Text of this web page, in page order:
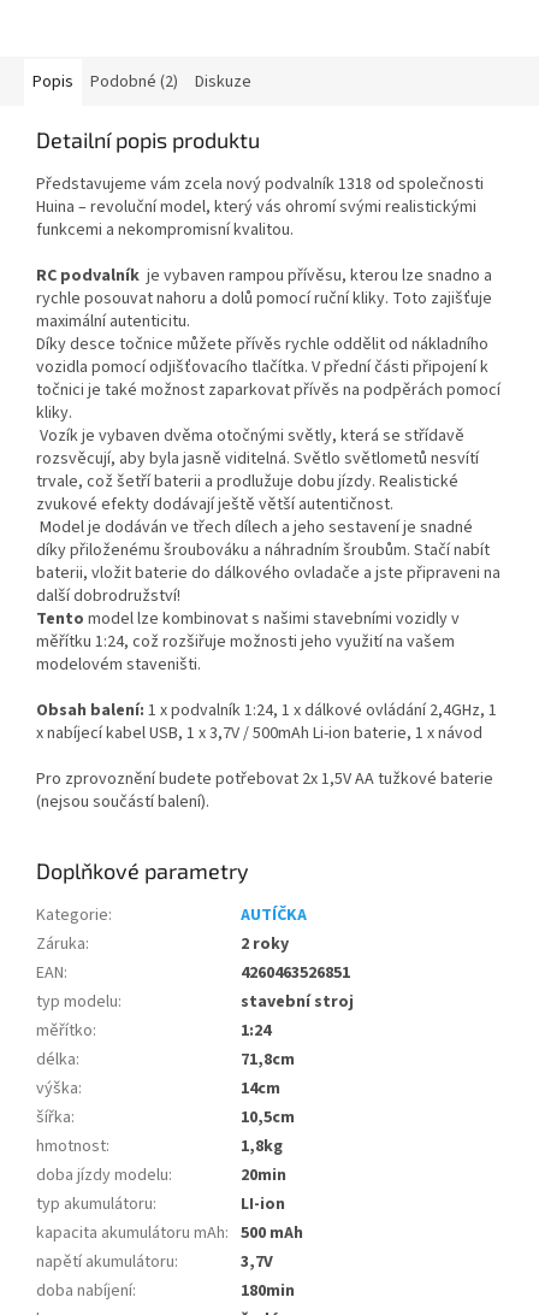
Popis Podobné (2) Diskuze
Detailní popis produktu
Představujeme vám zcela nový podvalník 1318 od společnosti
Huina – revoluční model, který vás ohromí svými realistickými
funkcemi a nekompromisní kvalitou.
RC podvalník je vybaven rampou přívěsu, kterou lze snadno a
rychle posouvat nahoru a dolů pomocí ruční kliky. Toto zajišťuje
maximální autenticitu.
Díky desce točnice můžete přívěs rychle oddělit od nákladního
vozidla pomocí odjišťovacího tlačítka. V přední části připojení k
točnici je také možnost zaparkovat přívěs na podpěrách pomocí
kliky.
Vozík je vybaven dvěma otočnými světly, která se střídavě
rozsvěcují, aby byla jasně viditelná. Světlo světlometů nesvítí
trvale, což šetří baterii a prodlužuje dobu jízdy. Realistické
zvukové efekty dodávají ještě větší autentičnost.
Model je dodáván ve třech dílech a jeho sestavení je snadné
díky přiloženému šroubováku a náhradním šroubům. Stačí nabít
baterii, vložit baterie do dálkového ovladače a jste připraveni na
další dobrodružství!
Tento model lze kombinovat s našimi stavebními vozidly v
měřítku 1:24, což rozšiřuje možnosti jeho využití na vašem
modelovém staveništi.
Obsah balení: 1 x podvalník 1:24, 1 x dálkové ovládání 2,4GHz, 1
x nabíjecí kabel USB, 1 x 3,7V / 500mAh Li-ion baterie, 1 x návod
Pro zprovoznění budete potřebovat 2x 1,5V AA tužkové baterie
(nejsou součástí balení).
Doplňkové parametry
Kategorie:
AUTÍČKA
Záruka:
2 roky
EAN:
4260463526851
typ modelu:
stavební stroj
měřítko:
1:24
délka:
71,8cm
výška:
14cm
šířka:
10,5cm
hmotnost:
1,8kg
doba jízdy modelu:
20min
typ akumulátoru:
LI-ion
kapacita akumulátoru mAh: 500 mAh
napětí akumulátoru:
3,7V
doba nabíjení:
180min